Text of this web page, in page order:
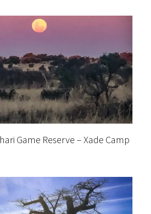
Game Reserve – Xade Camp